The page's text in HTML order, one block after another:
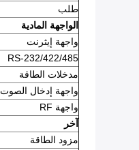
طلب
الواجهة المادية
واجهة إيثرنت
RS-232/422/485
مدخلات الطاقة
واجهة إدخال الصوت
واجهة RF
آخر
مزود الطاقة